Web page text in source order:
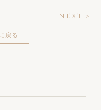
NEXT >
戻る